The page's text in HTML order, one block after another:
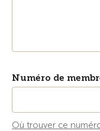
Numéro de
Où trouver ce